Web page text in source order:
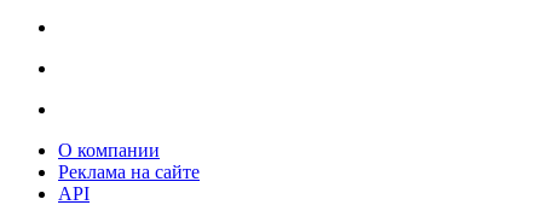
О компании
Реклама на сайте
API